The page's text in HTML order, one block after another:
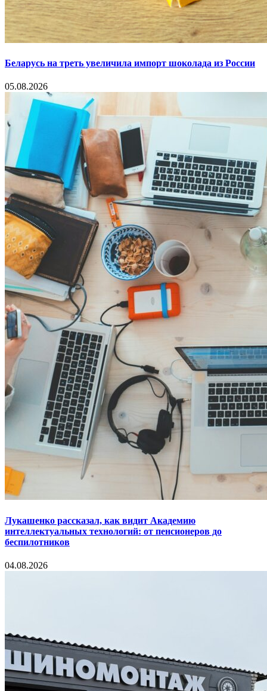
Беларусь на треть увеличила импорт шоколада из России
05.08.2026
Лукашенко рассказал, как видит Академию
интеллектуальных технологий: от пенсионеров до
беспилотников
04.08.2026